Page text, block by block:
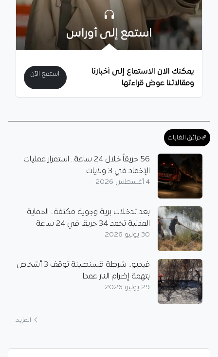
استمع إلى أوراس
يمكنك الآن الاستماع إلى أخبارنا
ومقالاتنا عوض قراءتها
استمع الآن
#حرائق الغابات
56 حريقاً خلال 24 ساعة.. استمرار عمليات
الإخماد في 3 ولايات
4 أغسطس 2026
بعد تدخلات برية وجوية مكثفة.. الحماية
المدنية تخمد 34 حريقا في 24 ساعة
30 يوليو 2026
فيديو.. شرطة قسنطينة توقف 3 أشخاص
بتهمة إضرام النار عمدا
29 يوليو 2026
المزيد